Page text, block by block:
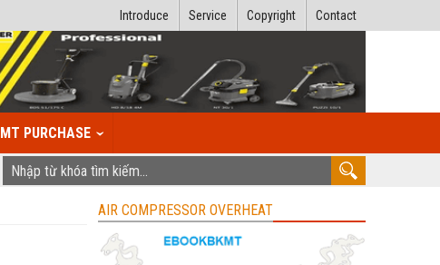
Contact
Copyright
Service
Introduce
MT PURCHASE
AIR COMPRESSOR OVERHEAT